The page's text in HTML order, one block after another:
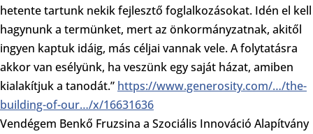
hetente tartunk nekik fejlesztő foglalkozásokat. Idén el kell
hagynunk a termünket, mert az önkormányzatnak, akitől
ingyen kaptuk idáig, más céljai vannak vele. A folytatásra
akkor van esélyünk, ha veszünk egy saját házat, amiben
kialakítjuk a tanodát.” https://www.generosity.com/…/the-
building-of-our…/x/16631636
Vendégem Benkő Fruzsina a Szociális Innováció Alapítvány